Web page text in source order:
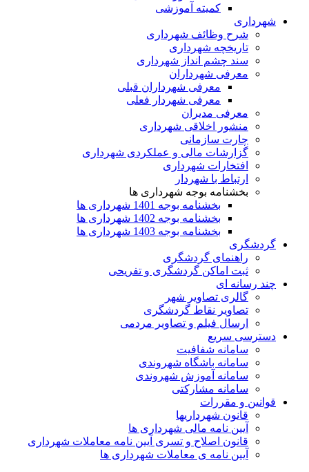
کمیته آموزشی
شهرداری
شرح وظائف شهرداری
تاریخچه شهرداری
سند چشم انداز شهرداری
معرفی شهرداران
معرفی شهرداران قبلی
معرفی شهردار فعلی
معرفی مدیران
منشور اخلاقی شهرداری
چارت سازمانی
گزارشات مالی و عملکردی شهرداری
افتخارات شهرداری
ارتباط با شهردار
بخشنامه بوجه شهرداری ها
بخشنامه بوجه 1401 شهرداری ها
بخشنامه بوجه 1402 شهرداری ها
بخشنامه بوجه 1403 شهرداری ها
گردشگری
راهنمای گردشگری
ثبت اماکن گردشگری و تفریحی
چند رسانه ای
گالری تصاویر شهر
تصاویر نقاط گردشگری
ارسال فیلم و تصاویر مردمی
دسترسی سریع
سامانه شفافیت
سامانه باشگاه شهروندی
سامانه آموزش شهروندی
سامانه مشارکتی
قوانین و مقررات
قانون شهرداریها
آیین نامه مالی شهرداری ها
قانون اصلاح و تسری آیین نامه معاملات شهرداری
آیین نامه ی معاملات شهرداری ها